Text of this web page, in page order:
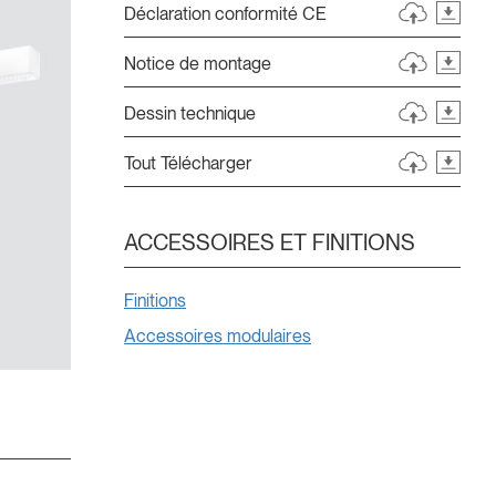
Déclaration conformité CE
Notice de montage
Dessin technique
Tout Télécharger
ACCESSOIRES ET FINITIONS
Finitions
Accessoires modulaires